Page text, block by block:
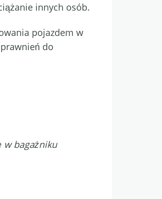
innych osób.
pojazdem w
do
w bagażniku